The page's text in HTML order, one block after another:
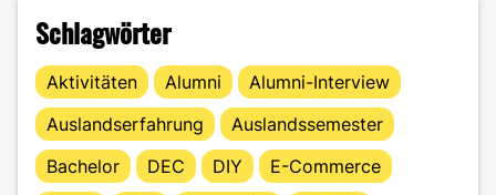
Schlagwörter
Aktivitäten Alumni
Alumni-Interview
Auslandserfahrung
Auslandssemester
Bachelor
DEC DIY
E-Commerce